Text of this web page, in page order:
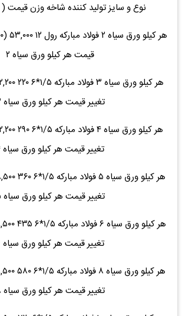
نوع و سایز تولید کننده شاخه وزن قیمت (
قیمت هر کیلو ورق سیاه ۲
تغییر قیمت هر کیلو ورق سیاه ۳
تغییر قیمت هر کیلو ورق سیاه ۴
تغییر قیمت هر کیلو ورق سیاه ۵
تغییر قیمت هر کیلو ورق سیاه ۶
تغییر قیمت هر کیلو ورق سیاه ۸